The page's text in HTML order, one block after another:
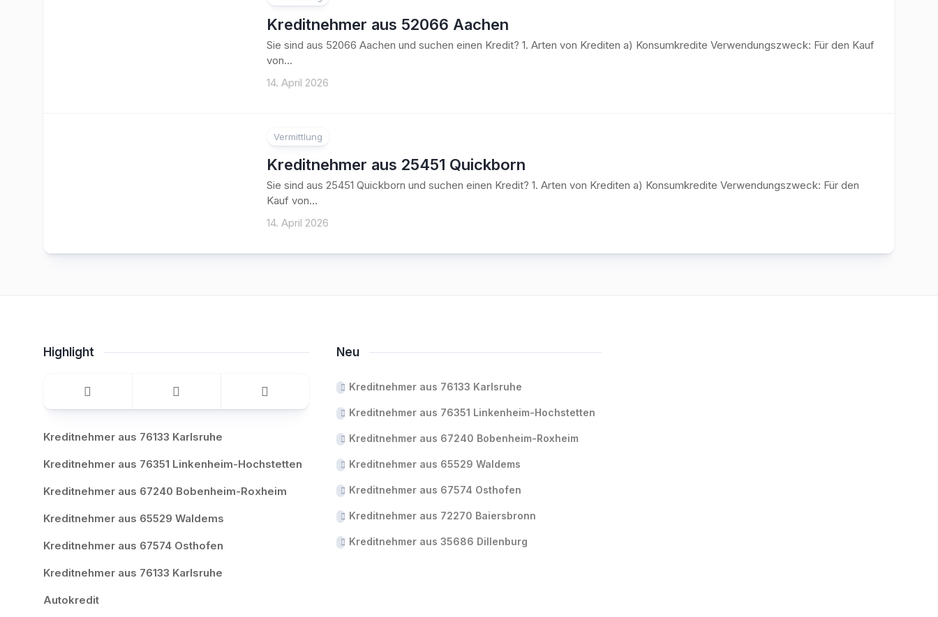
Kreditnehmer aus 52066 Aachen
Sie sind aus 52066 Aachen und suchen einen Kredit? 1. Arten von Krediten a) Konsumkredite Verwendungszweck: Für den Kauf
von...
14. April 2026
Vermittlung
Kreditnehmer aus 25451 Quickborn
Sie sind aus 25451 Quickborn und suchen einen Kredit? 1. Arten von Krediten a) Konsumkredite Verwendungszweck: Für den
Kauf von...
14. April 2026
Highlight
Kreditnehmer aus 76133 Karlsruhe
Kreditnehmer aus 76351 Linkenheim-Hochstetten
Kreditnehmer aus 67240 Bobenheim-Roxheim
Kreditnehmer aus 65529 Waldems
Kreditnehmer aus 67574 Osthofen
Kreditnehmer aus 76133 Karlsruhe
Autokredit
Neu
Kreditnehmer aus 76133 Karlsruhe
Kreditnehmer aus 76351 Linkenheim-Hochstetten
Kreditnehmer aus 67240 Bobenheim-Roxheim
Kreditnehmer aus 65529 Waldems
Kreditnehmer aus 67574 Osthofen
Kreditnehmer aus 72270 Baiersbronn
Kreditnehmer aus 35686 Dillenburg